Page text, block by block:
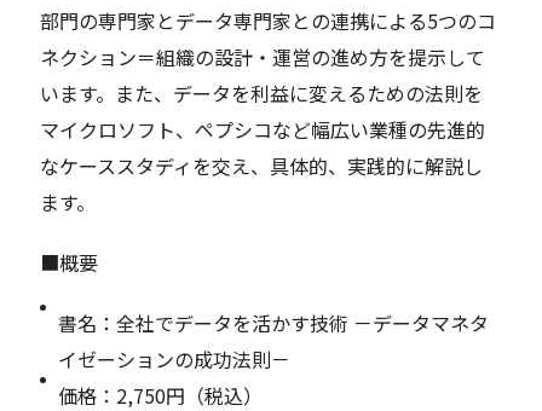
部門の専門家とデータ専門家との連携による5つのコ
ネクション＝組織の設計・運営の進め方を提示して
います。また、データを利益に変えるための法則を
マイクロソフト、ペプシコなど幅広い業種の先進的
なケーススタディを交え、具体的、実践的に解説し
ます。
■概要
書名：全社でデータを活かす技術 －データマネタ
イゼーションの成功法則－
価格：2,750円（税込）